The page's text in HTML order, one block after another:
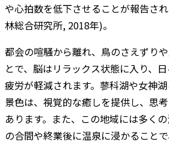
や心拍数を低下させることが報告さ
林総合研究所, 2018年)。
都会の喧騒から離れ、鳥のさえずり
とで、脳はリラックス状態に入り、
疲労が軽減されます。蓼科湖や女神
景色は、視覚的な癒しを提供し、思
あります。また、この地域には多く
の合間や終業後に温泉に浸かること